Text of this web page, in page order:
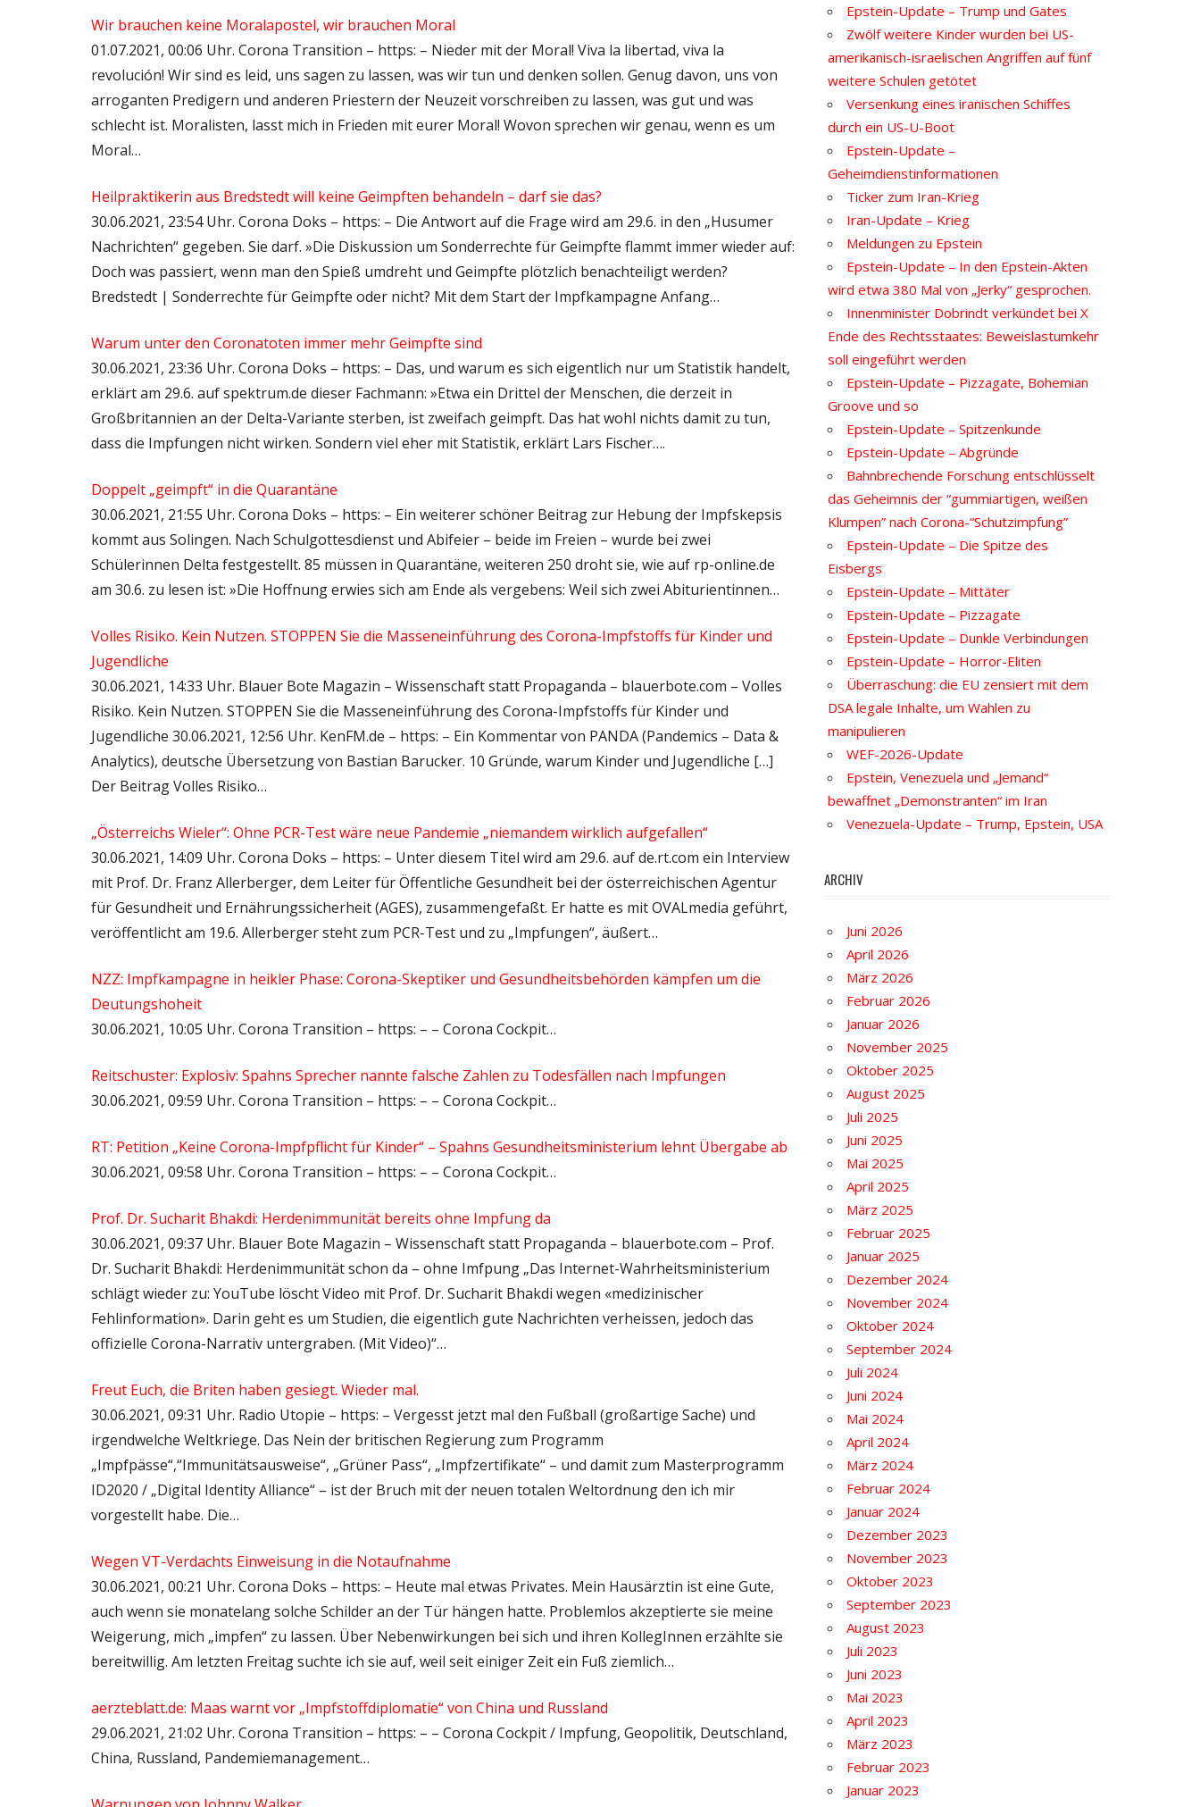
Wir brauchen keine Moralapostel, wir brauchen Moral
01.07.2021, 00:06 Uhr. Corona Transition – https: – Nieder mit der Moral! Viva la libertad, viva la
revolución! Wir sind es leid, uns sagen zu lassen, was wir tun und denken sollen. Genug davon, uns von
arroganten Predigern und anderen Priestern der Neuzeit vorschreiben zu lassen, was gut und was
schlecht ist. Moralisten, lasst mich in Frieden mit eurer Moral! Wovon sprechen wir genau, wenn es um
Moral…
Heilpraktikerin aus Bredstedt will keine Geimpften behandeln – darf sie das?
30.06.2021, 23:54 Uhr. Corona Doks – https: – Die Antwort auf die Frage wird am 29.6. in den „Husumer
Nachrichten“ gegeben. Sie darf. »Die Diskussion um Sonderrechte für Geimpfte flammt immer wieder auf:
Doch was passiert, wenn man den Spieß umdreht und Geimpfte plötzlich benachteiligt werden?
Bredstedt | Sonderrechte für Geimpfte oder nicht? Mit dem Start der Impfkampagne Anfang…
Warum unter den Coronatoten immer mehr Geimpfte sind
30.06.2021, 23:36 Uhr. Corona Doks – https: – Das, und warum es sich eigentlich nur um Statistik handelt,
erklärt am 29.6. auf spektrum.de dieser Fachmann: »Etwa ein Drittel der Menschen, die derzeit in
Großbritannien an der Delta-Variante sterben, ist zweifach geimpft. Das hat wohl nichts damit zu tun,
dass die Impfungen nicht wirken. Sondern viel eher mit Statistik, erklärt Lars Fischer….
Doppelt „geimpft“ in die Quarantäne
30.06.2021, 21:55 Uhr. Corona Doks – https: – Ein weiterer schöner Beitrag zur Hebung der Impfskepsis
kommt aus Solingen. Nach Schulgottesdienst und Abifeier – beide im Freien – wurde bei zwei
Schülerinnen Delta festgestellt. 85 müssen in Quarantäne, weiteren 250 droht sie, wie auf rp-online.de
am 30.6. zu lesen ist: »Die Hoffnung erwies sich am Ende als vergebens: Weil sich zwei Abiturientinnen…
Volles Risiko. Kein Nutzen. ​STOPPEN Sie die Masseneinführung des Corona-Impfstoffs für Kinder und
Jugendliche
30.06.2021, 14:33 Uhr. Blauer Bote Magazin – Wissenschaft statt Propaganda – blauerbote.com – Volles
Risiko. Kein Nutzen. ​STOPPEN Sie die Masseneinführung des Corona-Impfstoffs für Kinder und
Jugendliche 30.06.2021, 12:56 Uhr. KenFM.de – https: – Ein Kommentar von PANDA (Pandemics – Data &
Analytics), ​deutsche Übersetzung von Bastian Barucker. 10 Gründe, warum Kinder und Jugendliche […]
Der Beitrag Volles Risiko…
„Österreichs Wieler“: Ohne PCR-Test wäre neue Pandemie „niemandem wirklich aufgefallen“
30.06.2021, 14:09 Uhr. Corona Doks – https: – Unter diesem Titel wird am 29.6. auf de.rt.com ein Interview
mit Prof. Dr. Franz Allerberger, dem Leiter für Öffentliche Gesundheit bei der österreichischen Agentur
für Gesundheit und Ernährungssicherheit (AGES), zusammengefaßt. Er hatte es mit OVALmedia geführt,
veröffentlicht am 19.6. Allerberger steht zum PCR-Test und zu „Impfungen“, äußert…
NZZ: Impfkampagne in heikler Phase: Corona-Skeptiker und Gesundheitsbehörden kämpfen um die
Deutungshoheit
30.06.2021, 10:05 Uhr. Corona Transition – https: – – Corona Cockpit…
Reitschuster: Explosiv: Spahns Sprecher nannte falsche Zahlen zu Todesfällen nach Impfungen
30.06.2021, 09:59 Uhr. Corona Transition – https: – – Corona Cockpit…
RT: Petition „Keine Corona-Impfpflicht für Kinder“ – Spahns Gesundheitsministerium lehnt Übergabe ab
30.06.2021, 09:58 Uhr. Corona Transition – https: – – Corona Cockpit…
Prof. Dr. Sucharit Bhakdi: Herdenimmunität bereits ohne Impfung da
30.06.2021, 09:37 Uhr. Blauer Bote Magazin – Wissenschaft statt Propaganda – blauerbote.com – Prof.
Dr. Sucharit Bhakdi: Herdenimmunität schon da – ohne Imfpung „Das Internet-Wahrheitsministerium
schlägt wieder zu: YouTube löscht Video mit Prof. Dr. Sucharit Bhakdi wegen «medizinischer
Fehlinformation». Darin geht es um Studien, die eigentlich gute Nachrichten verheissen, jedoch das
offizielle Corona-Narrativ untergraben. (Mit Video)“…
Freut Euch, die Briten haben gesiegt. Wieder mal.
30.06.2021, 09:31 Uhr. Radio Utopie – https: – Vergesst jetzt mal den Fußball (großartige Sache) und
irgendwelche Weltkriege. Das Nein der britischen Regierung zum Programm
„Impfpässe“,“Immunitätsausweise“, „Grüner Pass“, „Impfzertifikate“ – und damit zum Masterprogramm
ID2020 / „Digital Identity Alliance“ – ist der Bruch mit der neuen totalen Weltordnung den ich mir
vorgestellt habe. Die…
Wegen VT-Verdachts Einweisung in die Notaufnahme
30.06.2021, 00:21 Uhr. Corona Doks – https: – Heute mal etwas Privates. Mein Hausärztin ist eine Gute,
auch wenn sie monatelang solche Schilder an der Tür hängen hatte. Problemlos akzeptierte sie meine
Weigerung, mich „impfen“ zu lassen. Über Nebenwirkungen bei sich und ihren KollegInnen erzählte sie
bereitwillig. Am letzten Freitag suchte ich sie auf, weil seit einiger Zeit ein Fuß ziemlich…
aerzteblatt.de: Maas warnt vor „Impfstoff­diplomatie“ von China und Russland
29.06.2021, 21:02 Uhr. Corona Transition – https: – – Corona Cockpit / Impfung, Geopolitik, Deutschland,
China, Russland, Pandemiemanagement…
Epstein-Update – Trump und Gates
Zwölf weitere Kinder wurden bei US-
amerikanisch-israelischen Angriffen auf fünf
weitere Schulen getötet
Versenkung eines iranischen Schiffes
durch ein US-U-Boot
Epstein-Update –
Geheimdienstinformationen
Ticker zum Iran-Krieg
Iran-Update – Krieg
Meldungen zu Epstein
Epstein-Update – In den Epstein-Akten
wird etwa 380 Mal von „Jerky“ gesprochen.
Innenminister Dobrindt verkündet bei X
Ende des Rechtsstaates: Beweislastumkehr
soll eingeführt werden
Epstein-Update – Pizzagate, Bohemian
Groove und so
Epstein-Update – Spitzenkunde
Epstein-Update – Abgründe
Bahnbrechende Forschung entschlüsselt
das Geheimnis der “gummiartigen, weißen
Klumpen” nach Corona-“Schutzimpfung”
Epstein-Update – Die Spitze des
Eisbergs
Epstein-Update – Mittäter
Epstein-Update – Pizzagate
Epstein-Update – Dunkle Verbindungen
Epstein-Update – Horror-Eliten
Überraschung: die EU zensiert mit dem
DSA legale Inhalte, um Wahlen zu
manipulieren
WEF-2026-Update
Epstein, Venezuela und „Jemand“
bewaffnet „Demonstranten“ im Iran
Venezuela-Update – Trump, Epstein, USA
ARCHIV
Juni 2026
April 2026
März 2026
Februar 2026
Januar 2026
November 2025
Oktober 2025
August 2025
Juli 2025
Juni 2025
Mai 2025
April 2025
März 2025
Februar 2025
Januar 2025
Dezember 2024
November 2024
Oktober 2024
September 2024
Juli 2024
Juni 2024
Mai 2024
April 2024
März 2024
Februar 2024
Januar 2024
Dezember 2023
November 2023
Oktober 2023
September 2023
August 2023
Juli 2023
Juni 2023
Mai 2023
April 2023
März 2023
Februar 2023
Januar 2023